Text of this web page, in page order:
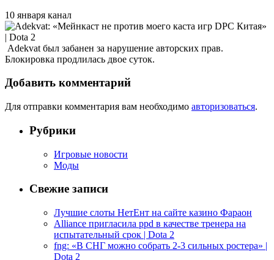
10 января канал
Adekvat был забанен за нарушение авторских прав.
Блокировка продлилась двое суток.
Добавить комментарий
Для отправки комментария вам необходимо авторизоваться.
Рубрики
Игровые новости
Моды
Свежие записи
Лучшие слоты НетЕнт на сайте казино Фараон
Alliance пригласила ppd в качестве тренера на
испытательный срок | Dota 2
fng: «В СНГ можно собрать 2-3 сильных ростера» |
Dota 2